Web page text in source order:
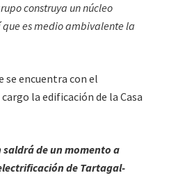
construya un núcleo
es medio ambivalente la
se encuentra con el
la edificación de la Casa
saldrá de un momento a
de Tartagal-